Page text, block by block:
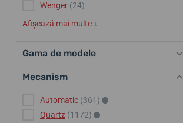
Wenger (24)
Afișează mai multe ↓
Gama de modele
Mecanism
Automatic (361)
Quartz (1172)